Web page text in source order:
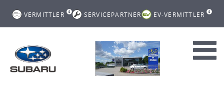
VERMITTLER SERVICEPARTNER EV-VERMITTLER